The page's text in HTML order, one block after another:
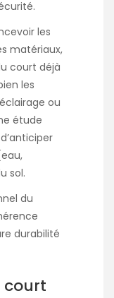
les
matériaux,
court déjà
les
ou
étude
sol.
du
durabilité
court